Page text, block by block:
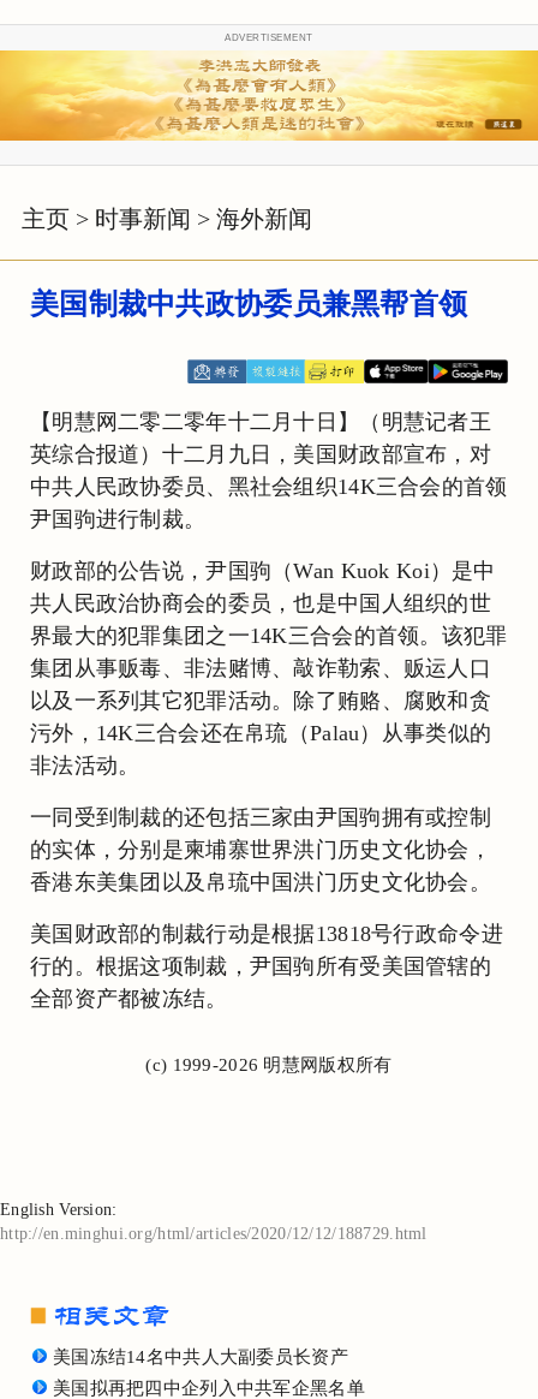
ADVERTISEMENT
主页 > 时事新闻 > 海外新闻
美国制裁中共政协委员兼黑帮首领
【明慧网二零二零年十二月十日】（明慧记者王
英综合报道）十二月九日，美国财政部宣布，对
中共人民政协委员、黑社会组织14K三合会的首领
尹国驹进行制裁。
财政部的公告说，尹国驹（Wan Kuok Koi）是中
共人民政治协商会的委员，也是中国人组织的世
界最大的犯罪集团之一14K三合会的首领。该犯罪
集团从事贩毒、非法赌博、敲诈勒索、贩运人口
以及一系列其它犯罪活动。除了贿赂、腐败和贪
污外，14K三合会还在帛琉（Palau）从事类似的
非法活动。
一同受到制裁的还包括三家由尹国驹拥有或控制
的实体，分别是柬埔寨世界洪门历史文化协会，
香港东美集团以及帛琉中国洪门历史文化协会。
美国财政部的制裁行动是根据13818号行政命令进
行的。根据这项制裁，尹国驹所有受美国管辖的
全部资产都被冻结。
(c) 1999-2026 明慧网版权所有
English Version:
http://en.minghui.org/html/articles/2020/12/12/188729.html
美国冻结14名中共人大副委员长资产
美国拟再把四中企列入中共军企黑名单